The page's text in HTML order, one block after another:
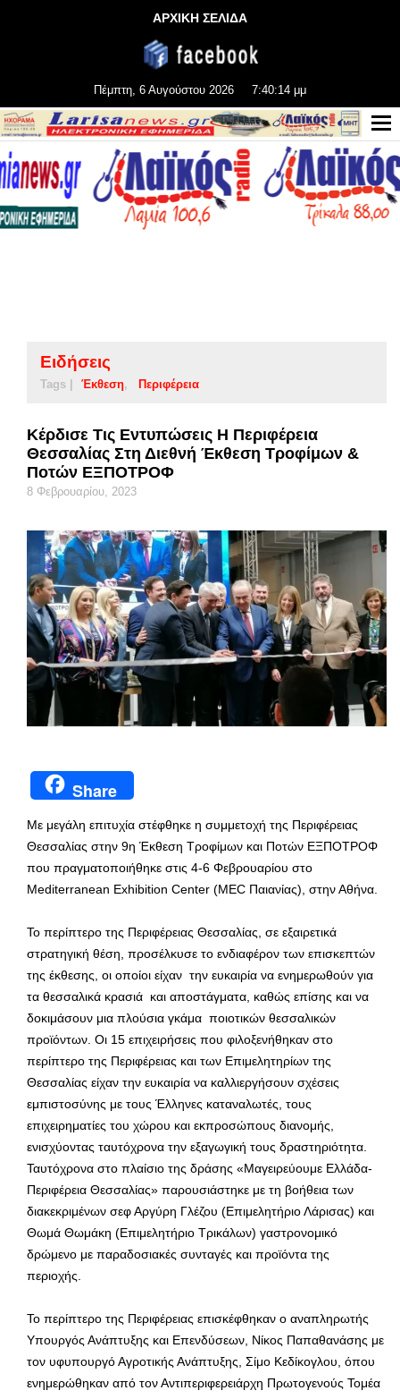
ΑΡΧΙΚΗ ΣΕΛΙΔΑ
Πέμπτη, 6 Αυγούστου 2026 7:40:14 μμ
Ειδήσεις
Tags | Έκθεση Περιφέρεια
Κέρδισε Τις Εντυπώσεις Η Περιφέρεια
Θεσσαλίας Στη Διεθνή Έκθεση Τροφίμων &
Ποτών ΕΞΠΟΤΡΟΦ
8 Φεβρουαρίου, 2023
Share
Με μεγάλη επιτυχία στέφθηκε η συμμετοχή της Περιφέρειας
Θεσσαλίας στην 9η Έκθεση Τροφίμων και Ποτών ΕΞΠΟΤΡΟΦ
που πραγματοποιήθηκε στις 4-6 Φεβρουαρίου στο
Mediterranean Exhibition Center (MEC Παιανίας), στην Αθήνα.
Το περίπτερο της Περιφέρειας Θεσσαλίας, σε εξαιρετικά
στρατηγική θέση, προσέλκυσε το ενδιαφέρον των επισκεπτών
της έκθεσης, οι οποίοι είχαν την ευκαιρία να ενημερωθούν για
τα θεσσαλικά κρασιά και αποστάγματα, καθώς επίσης και να
δοκιμάσουν μια πλούσια γκάμα ποιοτικών θεσσαλικών
προϊόντων. Οι 15 επιχειρήσεις που φιλοξενήθηκαν στο
περίπτερο της Περιφέρειας και των Επιμελητηρίων της
Θεσσαλίας είχαν την ευκαιρία να καλλιεργήσουν σχέσεις
εμπιστοσύνης με τους Έλληνες καταναλωτές, τους
επιχειρηματίες του χώρου και εκπροσώπους διανομής,
ενισχύοντας ταυτόχρονα την εξαγωγική τους δραστηριότητα.
Ταυτόχρονα στο πλαίσιο της δράσης «Μαγειρεύουμε Ελλάδα-
Περιφέρεια Θεσσαλίας» παρουσιάστηκε με τη βοήθεια των
διακεκριμένων σεφ Αργύρη Γλέζου (Επιμελητήριο Λάρισας) και
Θωμά Θωμάκη (Επιμελητήριο Τρικάλων) γαστρονομικό
δρώμενο με παραδοσιακές συνταγές και προϊόντα της
περιοχής.
Το περίπτερο της Περιφέρειας επισκέφθηκαν ο αναπληρωτής
Υπουργός Ανάπτυξης και Επενδύσεων, Νίκος Παπαθανάσης με
τον υφυπουργό Αγροτικής Ανάπτυξης, Σίμο Κεδίκογλου, όπου
ενημερώθηκαν από τον Αντιπεριφερειάρχη Πρωτογενούς Τομέα